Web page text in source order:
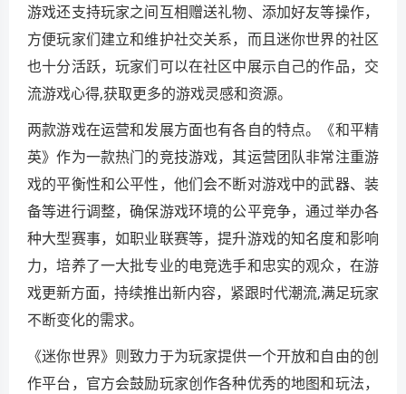
游戏还支持玩家之间互相赠送礼物、添加好友等操作，
方便玩家们建立和维护社交关系，而且迷你世界的社区
也十分活跃，玩家们可以在社区中展示自己的作品，交
流游戏心得,获取更多的游戏灵感和资源。
两款游戏在运营和发展方面也有各自的特点。《和平精
英》作为一款热门的竞技游戏，其运营团队非常注重游
戏的平衡性和公平性，他们会不断对游戏中的武器、装
备等进行调整，确保游戏环境的公平竞争，通过举办各
种大型赛事，如职业联赛等，提升游戏的知名度和影响
力，培养了一大批专业的电竞选手和忠实的观众，在游
戏更新方面，持续推出新内容，紧跟时代潮流,满足玩家
不断变化的需求。
《迷你世界》则致力于为玩家提供一个开放和自由的创
作平台，官方会鼓励玩家创作各种优秀的地图和玩法，